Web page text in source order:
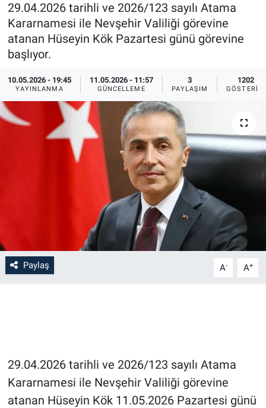
29.04.2026 tarihli ve 2026/123 sayılı Atama
Kararnamesi ile Nevşehir Valiliği görevine
atanan Hüseyin Kök Pazartesi günü görevine
başlıyor.
10.05.2026 - 19:45
YAYINLANMA
11.05.2026 - 11:57
GÜNCELLEME
3
PAYLAŞIM
1202
GÖSTERIM
Paylaş A- A+
29.04.2026 tarihli ve 2026/123 sayılı Atama
Kararnamesi ile Nevşehir Valiliği görevine
atanan Hüseyin Kök 11.05.2026 Pazartesi günü
Sağlık
Yerel
Genel
Asayiş
İlan - Duyuru- Mesaj
Türkiye Gündemi
Sizden Gelenler
Yaşam
Sağlık
Medya
Kayseri
İlan - Duyuru- Mesaj
Türkiye Gündemi
Sizden Gelenler